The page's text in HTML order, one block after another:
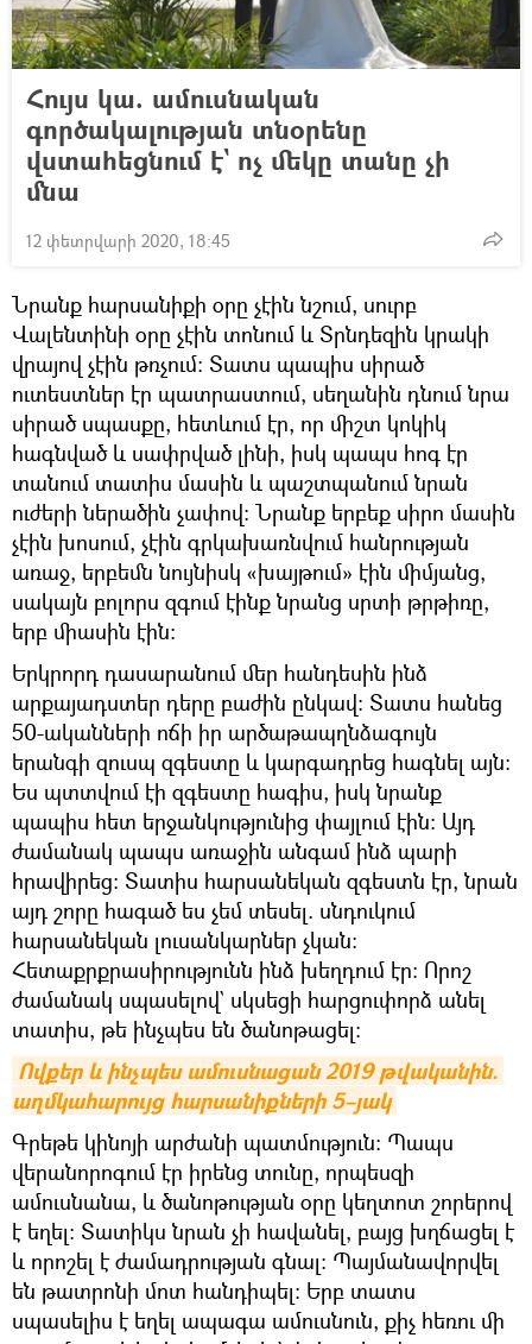
Հույս կա. ամուսնական
գործակալության տնօրենը
վստահեցնում է` ոչ մեկը տանը չի
մնա
12 փետրվարի 2020, 18:45
Նրանք հարսանիքի օրը չէին նշում, սուրբ
Վալենտինի օրը չէին տոնում և Տրնդեզին կրակի
վրայով չէին թռչում։ Տատս պապիս սիրած
ուտեստներ էր պատրաստում, սեղանին դնում նրա
սիրած սպասքը, հետևում էր, որ միշտ կոկիկ
հագնված և սափրված լինի, իսկ պապս հոգ էր
տանում տատիս մասին և պաշտպանում նրան
ուժերի ներածին չափով։ Նրանք երբեք սիրո մասին
չէին խոսում, չէին գրկախառնվում հանրության
առաջ, երբեմն նույնիսկ «խայթում» էին միմյանց,
սակայն բոլորս զգում էինք նրանց սրտի թրթիռը,
երբ միասին էին։
Երկրորդ դասարանում մեր հանդեսին ինձ
արքայադստեր դերը բաժին ընկավ։ Տատս հանեց
50-ականների ոճի իր արծաթապղնձագույն
երանգի զուսպ զգեստը և կարգադրեց հագնել այն։
Ես պտտվում էի զգեստը հագիս, իսկ նրանք
պապիս հետ երջանկությունից փայլում էին։ Այդ
ժամանակ պապս առաջին անգամ ինձ պարի
հրավիրեց։ Տատիս հարսանեկան զգեստն էր, նրան
այդ շորը հագած ես չեմ տեսել. սնդուկում
հարսանեկան լուսանկարներ չկան։
Հետաքրքրասիրությունն ինձ խեղդում էր։ Որոշ
ժամանակ սպասելով` սկսեցի հարցուփորձ անել
տատիս, թե ինչպես են ծանոթացել։
Ովքեր և ինչպես ամուսնացան 2019 թվականին.
աղմկահարույց հարսանիքների 5–յակ
Գրեթե կինոյի արժանի պատմություն։ Պապս
վերանորոգում էր իրենց տունը, որպեսզի
ամուսնանա, և ծանոթության օրը կեղտոտ շորերով
է եղել։ Տատիկս նրան չի հավանել, բայց խղճացել է
և որոշել է ժամադրության գնալ։ Պայմանավորվել
են թատրոնի մոտ հանդիպել։ Երբ տատս
սպասելիս է եղել ապագա ամուսնուն, քիչ հեռու մի